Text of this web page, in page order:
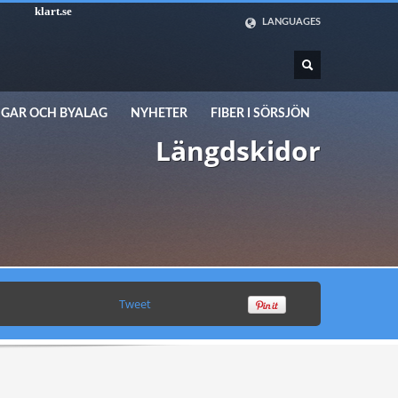
LANGUAGES
klart.se
OCH BYALAG NYHETER FIBER I SÖRSJÖN
Längdskidor
Tweet